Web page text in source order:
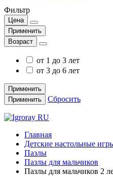
Фильтр
Цена
Применить
Возраст
от 1 до 3 лет
от 3 до 6 лет
Применить
Применить
Сбросить
Главная
Детские настольные
Пазлы
Пазлы для мальчиков
Пазлы для мальчиков 2